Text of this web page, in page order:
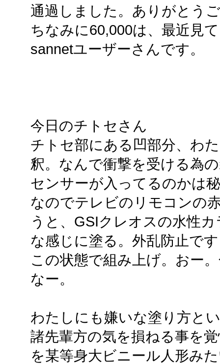
通過しました。ありがとう
ちなみに60,000は、最近見
sannetユーザーさんです。
今日のチトセさん
チトセ部にある凹部分、わ
釈。なんで衝撃を受ける為
センサーが入ってるのかは
なのでテレビのリモコンの
うと、GSIクレオスの水性
な感じに塗る。外乱防止で
この状態で組み上げ。おー
なー。
わたしにも嫌いな塗り方と
諸先輩方の気を損ねる事を
を某等身大ビニール人形み